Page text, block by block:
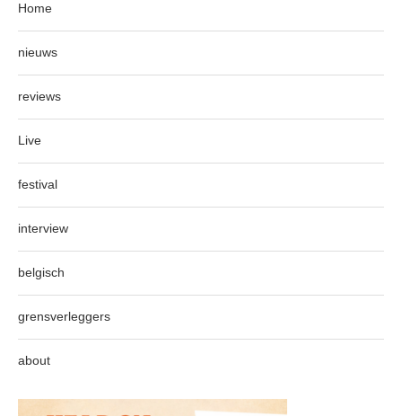
Home
nieuws
reviews
Live
festival
interview
belgisch
grensverleggers
about